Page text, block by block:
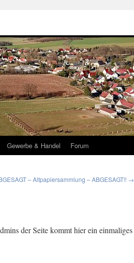
Gewerbe & Handel Forum
– Altpapiersammlung – ABGESAGT!! →
der Seite kommt hier ein einmaliges